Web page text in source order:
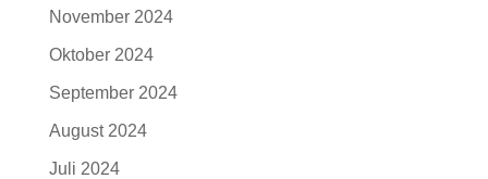
November 2024
Oktober 2024
September 2024
August 2024
Juli 2024